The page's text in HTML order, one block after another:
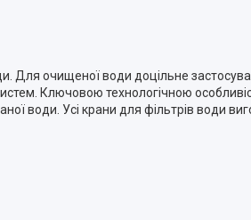
очищеної води доцільне
Ключовою технологічною
води. Усі крани для фільтрів води